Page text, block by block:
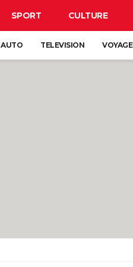
SPORT CULTURE
AUTO TELEVISION VOYAGE